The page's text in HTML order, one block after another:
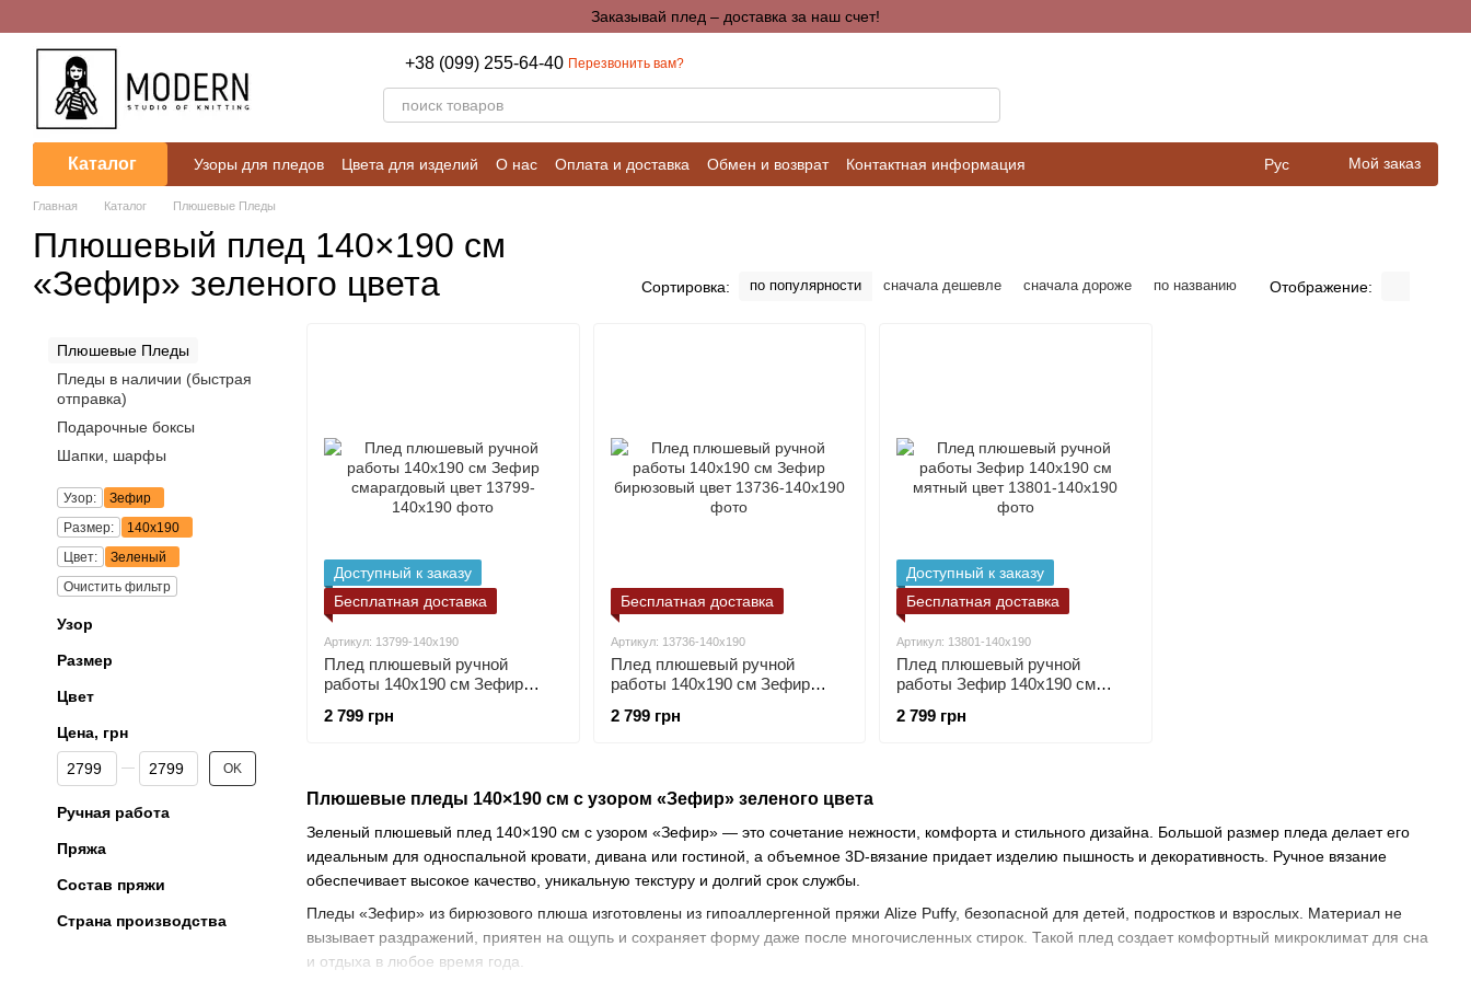
Заказывай плед – доставка за наш счет!
+38 (099) 255-64-40 Перезвонить вам?
Каталог Узоры для пледов Цвета для изделий О нас Оплата и доставка Обмен и возврат
Контактная информация
Пользовательское соглашение
Блог Калькуляторы для расчетов
Рус Мой заказ
Главная Каталог Плюшевые Пледы
Плюшевый плед 140×190 см
«Зефир» зеленого цвета
Сортировка: по популярности сначала дешевле сначала дороже по названию Отображение:
Плюшевые пледы 140×190 см с узором «Зефир» зеленого цвета
Зеленый плюшевый плед 140×190 см с узором «Зефир» — это сочетание нежности, комфорта и стильного дизайна. Большой размер пледа делает его
идеальным для односпальной кровати, дивана или гостиной, а объемное 3D-вязание придает изделию пышность и декоративность. Ручное вязание
обеспечивает высокое качество, уникальную текстуру и долгий срок службы.
Пледы «Зефир» из бирюзового плюша изготовлены из гипоаллергенной пряжи Alize Puffy, безопасной для детей, подростков и взрослых. Материал не
вызывает раздражений, приятен на ощупь и сохраняет форму даже после многочисленных стирок. Такой плед создает комфортный микроклимат для сна
и отдыха в любое время года.
Доступный к заказу
Бесплатная доставка
Артикул: 13799-140х190
Плед плюшевый ручной
работы 140х190 см Зефир
2 799 грн
Бесплатная доставка
Артикул: 13736-140х190
Плед плюшевый ручной
работы 140х190 см Зефир
2 799 грн
Доступный к заказу
Бесплатная доставка
Артикул: 13801-140х190
Плед плюшевый ручной
работы Зефир 140х190 см
2 799 грн
Плюшевые Пледы
Пледы в наличии (быстрая
отправка)
Подарочные боксы
Шапки, шарфы
Узор:
Зефир
Размер:
140х190
Цвет:
Зеленый
Очистить фильтр
Узор
Размер
Цвет
Цена, грн
От Цена, грн
До Цена, грн OK
Ручная работа
Пряжа
Состав пряжи
Страна производства